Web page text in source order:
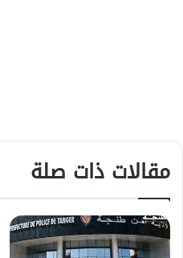
مقالات ذات صلة